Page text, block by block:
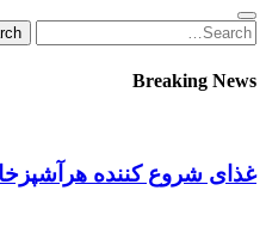
مدارس + دانش آموزان + لیست +
madrese-shahid-pahkideh-amlash
Search
for:
Search
Breaking News
غذای شروع کننده